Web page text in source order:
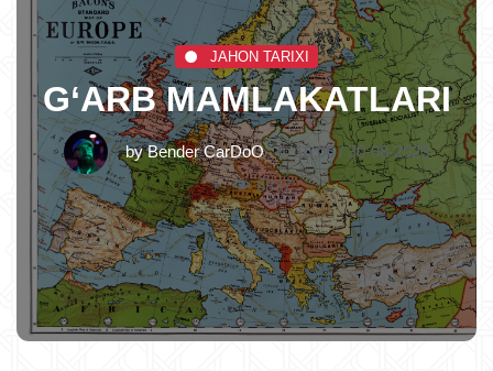
JAHON TARIXI
G‘ARB MAMLAKATLARI
byBender CarDoO
16:06 / 30-08-2023
6837